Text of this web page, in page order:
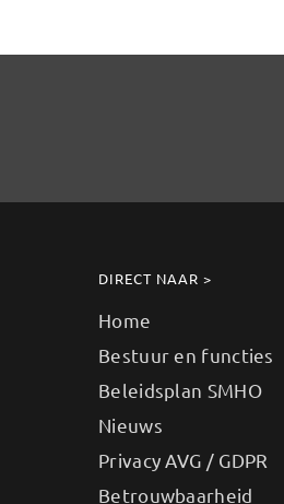
DIRECT NAAR >
Home
Bestuur en functies
Beleidsplan SMHO
Nieuws
Privacy AVG / GDPR
Betrouwbaarheid